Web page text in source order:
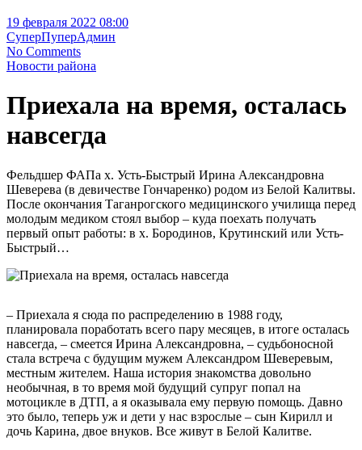
19 февраля 2022 08:00
СуперПуперАдмин
No Comments
Новости района
Приехала на время, осталась
навсегда
Фельдшер ФАПа х. Усть-Быстрый Ирина Александровна
Шеверева (в девичестве Гончаренко) родом из Белой Калитвы.
После окончания Таганрогского медицинского училища перед
молодым медиком стоял выбор – куда поехать получать
первый опыт работы: в х. Бородинов, Крутинский или Усть-
Быстрый…
– Приехала я сюда по распределению в 1988 году,
планировала поработать всего пару месяцев, в итоге осталась
навсегда, – смеется Ирина Александровна, – судьбоносной
стала встреча с будущим мужем Александром Шеверевым,
местным жителем. Наша история знакомства довольно
необычная, в то время мой будущий супруг попал на
мотоцикле в ДТП, а я оказывала ему первую помощь. Давно
это было, теперь уж и дети у нас взрослые – сын Кирилл и
дочь Карина, двое внуков. Все живут в Белой Калитве.